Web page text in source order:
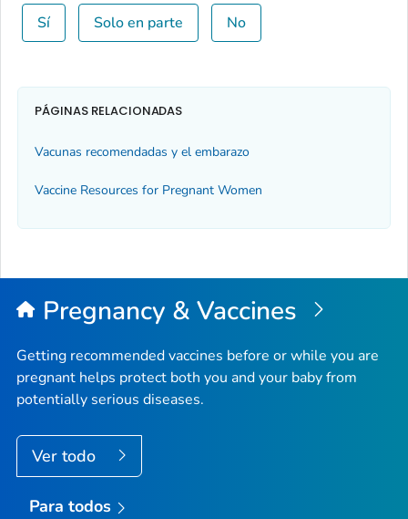
Sí Solo en parte No
PÁGINAS RELACIONADAS
Vacunas recomendadas y el embarazo
Vaccine Resources for Pregnant Women
Pregnancy & Vaccines
Getting recommended vaccines before or while you are
pregnant helps protect both you and your baby from
potentially serious diseases.
Ver todo
Para todos